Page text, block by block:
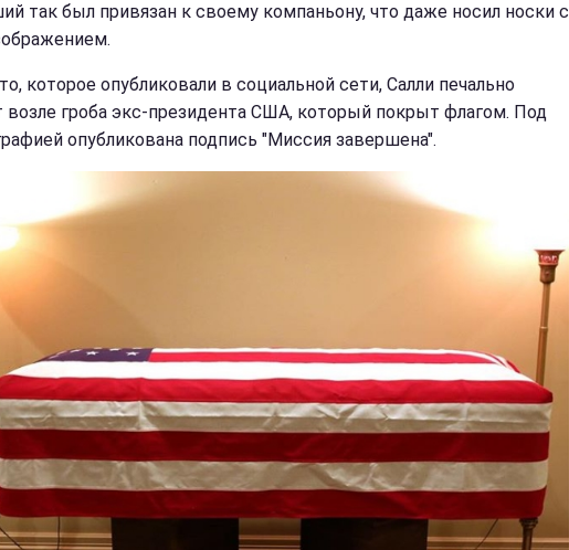
так был привязан к своему компаньону, что даже носил носки с
которое опубликовали в социальной сети, Салли печально
возле гроба экс-президента США, который покрыт флагом. Под
опубликована подпись "Миссия завершена".